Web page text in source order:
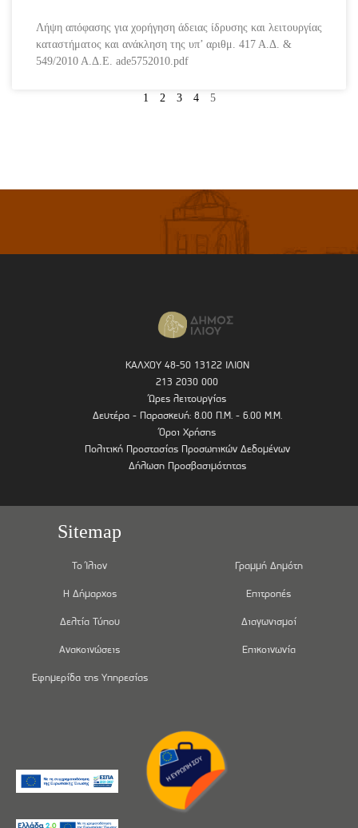
Λήψη απόφασης για χορήγηση άδειας ίδρυσης και λειτουργίας
καταστήματος και ανάκληση της υπ’ αριθμ. 417 Α.Δ. &
549/2010 Α.Δ.Ε. ade5752010.pdf
1 2 3 4 5
ΚΑΛΧΟΥ 48-50 13122 ΙΛΙΟΝ
213 2030 000
Ώρες λειτουργίας
Δευτέρα - Παρασκευή: 8.00 Π.Μ. - 6.00 Μ.Μ.
Όροι Χρήσης
Πολιτική Προστασίας Προσωπικών Δεδομένων
Δήλωση Προσβασιμότητας
Sitemap
Το Ίλιον
Η Δήμαρχος
Δελτία Τύπου
Ανακοινώσεις
Εφημερίδα της Υπηρεσίας
Γραμμή Δημότη
Επιτροπές
Διαγωνισμοί
Επικοινωνία